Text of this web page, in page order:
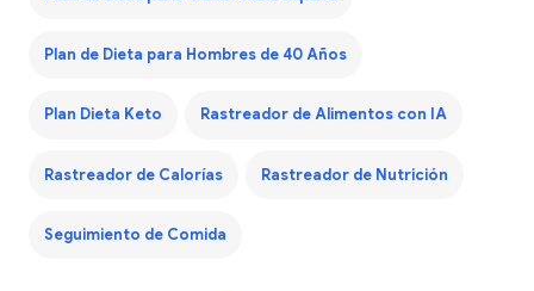
Plan de Dieta para Hombres de 40 Años
Plan Dieta Keto Rastreador de Alimentos con IA
Rastreador de Calorías Rastreador de Nutrición
Seguimiento de Comida